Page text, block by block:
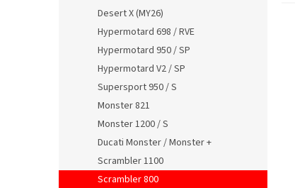
Desert X (MY26)
Hypermotard 698 / RVE
Hypermotard 950 / SP
Hypermotard V2 / SP
Supersport 950 / S
Monster 821
Monster 1200 / S
Ducati Monster / Monster +
Scrambler 1100
Scrambler 800